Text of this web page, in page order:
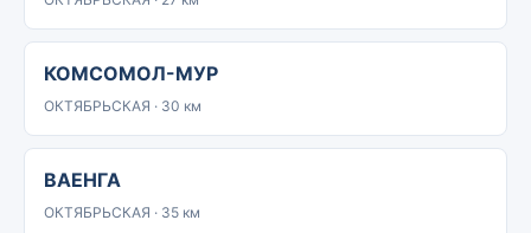
КОМСОМОЛ-МУР
ОКТЯБРЬСКАЯ · 30 км
ВАЕНГА
ОКТЯБРЬСКАЯ · 35 км